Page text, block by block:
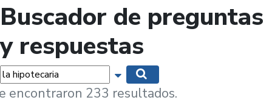
Buscador de preguntas
y respuestas
Mostrar opciones de búsqueda
encontraron 233 resultados.